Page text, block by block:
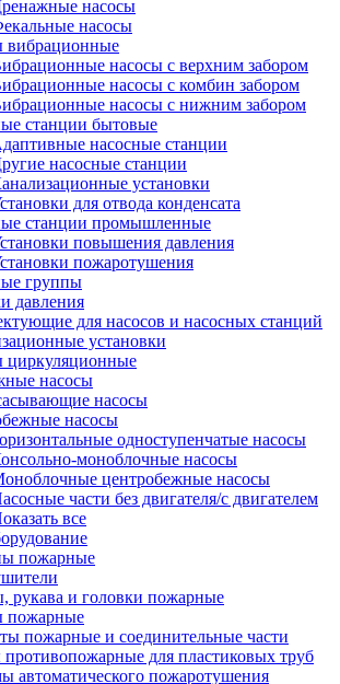
насосы
насосы
вибрационные
насосы с верхним забором
насосы с комбин забором
насосы с нижним забором
станции бытовые
насосные станции
насосные станции
установки
для отвода конденсата
станции промышленные
повышения давления
пожаротушения
группы
давления
для насосов и насосных станций
установки
циркуляционные
насосы
насосы
насосы
одноступенчатые насосы
моноблочные насосы
центробежные насосы
части без двигателя/с двигателем
все
пожарные
рукава и головки пожарные
пожарные и соединительные части
для пластиковых труб
автоматического пожаротушения